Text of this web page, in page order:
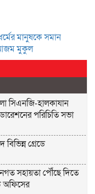
মানু‌ষকে সমান
আজম মুকুল
সিএনজি-হালকাযান
পরিচিতি সভা
গ্রেডে
সহায়তা পৌঁছে দিতে
অফিসের